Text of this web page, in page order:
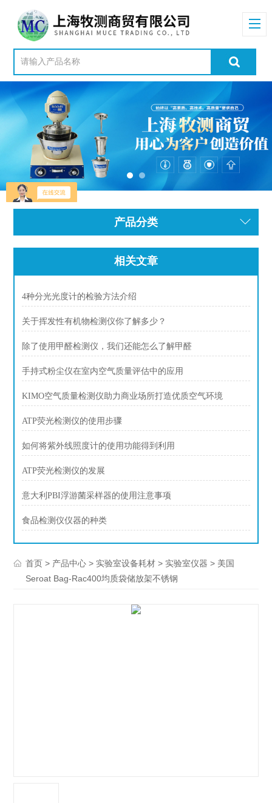
产品分类
相关文章
4种分光光度计的检验方法介绍
关于挥发性有机物检测仪你了解多少？
除了使用甲醛检测仪，我们还能怎么了解甲醛
手持式粉尘仪在室内空气质量评估中的应用
KIMO空气质量检测仪助力商业场所打造优质空气环境
ATP荧光检测仪的使用步骤
如何将紫外线照度计的使用功能得到利用
ATP荧光检测仪的发展
意大利PBI浮游菌采样器的使用注意事项
食品检测仪仪器的种类
首页 > 产品中心 > 实验室设备耗材 > 实验室仪器 > 美国
Seroat Bag-Rac400均质袋储放架不锈钢